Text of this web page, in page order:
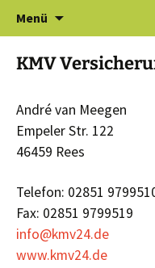
Menü
KMV
André van Meegen
Empeler Str. 122
46459 Rees
Telefon: 02851
Fax: 02851 9799519
info@kmv24.de
www.kmv24.de